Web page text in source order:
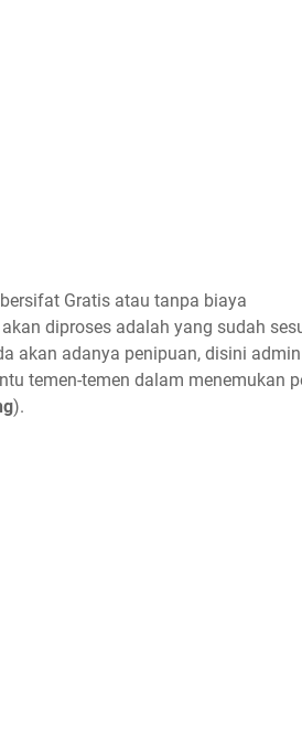
Gratis atau tanpa biaya
diproses adalah yang sudah
akan adanya penipuan, disini
temen-temen dalam menemukan
).